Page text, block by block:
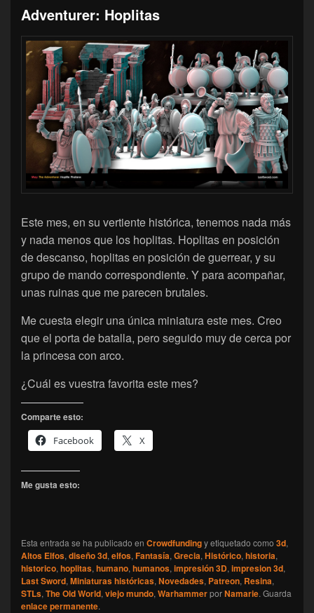
Adventurer: Hoplitas
Este mes, en su vertiente histórica, tenemos nada más
y nada menos que los hoplitas. Hoplitas en posición
de descanso, hoplitas en posición de guerrear, y su
grupo de mando correspondiente. Y para acompañar,
unas ruinas que me parecen brutales.
Me cuesta elegir una única miniatura este mes. Creo
que el porta de batalla, pero seguido muy de cerca por
la princesa con arco.
¿Cuál es vuestra favorita este mes?
Comparte esto:
Facebook
X
Me gusta esto:
Esta entrada se ha publicado en Crowdfundingy etiquetado como 3d,
Altos Elfos, diseño 3d, elfos, Fantasía, Grecia, Histórico, historia,
historico, hoplitas, humano, humanos, impresión 3D, impresion 3d,
Last Sword, Miniaturas históricas, Novedades, Patreon, Resina,
STLs, The Old World, viejo mundo, WarhammerporNamarie. Guarda
enlace permanente.